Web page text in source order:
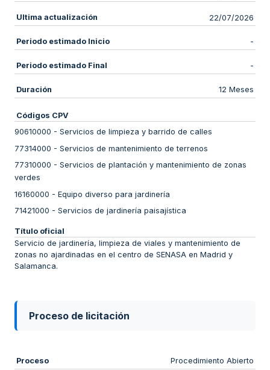
Ultima actualización 22/07/2026
Periodo estimado Inicio -
Periodo estimado Final -
Duración 12 Meses
Códigos CPV
90610000 - Servicios de limpieza y barrido de calles
77314000 - Servicios de mantenimiento de terrenos
77310000 - Servicios de plantación y mantenimiento de zonas
verdes
16160000 - Equipo diverso para jardinería
71421000 - Servicios de jardinería paisajística
Título oficial
Servicio de jardinería, limpieza de viales y mantenimiento de
zonas no ajardinadas en el centro de SENASA en Madrid y
Salamanca.
Proceso de licitación
Proceso Procedimiento Abierto